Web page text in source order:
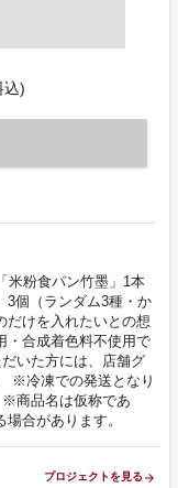
込)
米粉食パン竹墨」1本
3個（ランダム3種・か
だけを入れたいとの想
・合成着色料不使用で
いた方には、店舗グ
※冷凍での発送となり
商品名は仮称であ
合があります。
プロジェクトを見る arrow_forward